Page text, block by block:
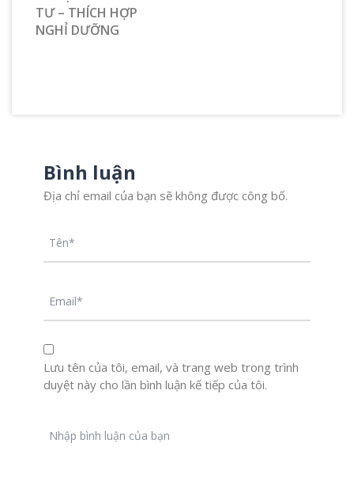
TƯ – THÍCH HỢP
NGHỈ DƯỠNG
Bình luận
Địa chỉ email của bạn sẽ không được công bố.
Lưu tên của tôi, email, và trang web trong trình
duyệt này cho lần bình luận kế tiếp của tôi.